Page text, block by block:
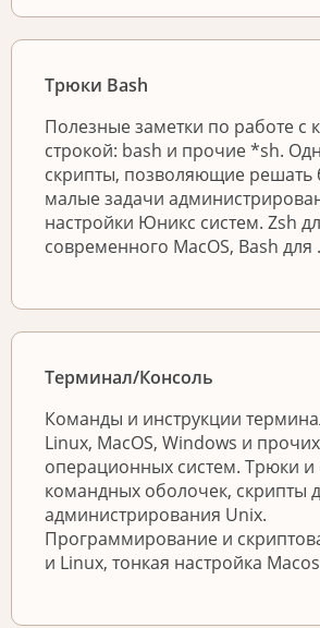
Трюки Bash
Полезные заметки по работе с
строкой: bash и прочие *sh.
скрипты, позволяющие решать
малые задачи
настройки Юникс систем. Zsh
современного MacOS, Bash для
Терминал/Консоль
Команды и инструкции
Linux, MacOS, Windows и прочих
операционных систем. Трюки и
командных оболочек, скрипты
администрирования Unix.
Программирование и
и Linux, тонкая настройка